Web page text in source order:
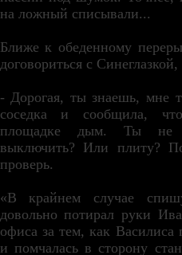
на ложный списывали...
Ближе к обеденному
договориться с
- Дорогая, ты знаешь, мне
соседка и сообщила,
площадке дым. Ты не
выключить? Или плиту?
проверь.
«В крайнем случае
довольно потирал руки
офиса за тем, как Василиса
и помчалась в сторону